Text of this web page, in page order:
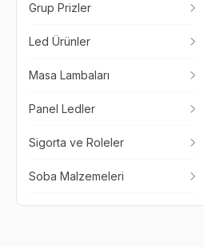
Grup Prizler
Led Ürünler
Masa Lambaları
Panel Ledler
Sigorta ve Roleler
Soba Malzemeleri